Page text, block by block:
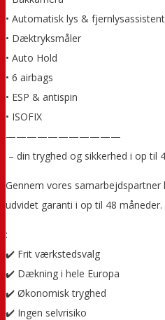
• Automatisk lys & fjernlysassistent
• Dæktryksmåler
• Auto Hold
• 6 airbags
• ESP & antispin
• ISOFIX
———————————
– din tryghed og sikkerhed i op til
Gennem vores
udvidet garanti i op til 48 måneder.
:
✔️ Frit værkstedsvalg
✔️ Dækning i hele Europa
✔️ Økonomisk tryghed
✔️ Ingen selvrisiko